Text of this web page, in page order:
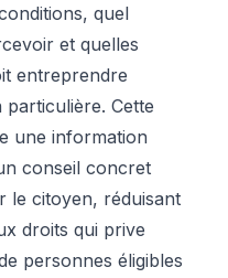
quel
et quelles
entreprendre
Cette
une information
conseil concret
le citoyen, réduisant
droits qui prive
personnes éligibles